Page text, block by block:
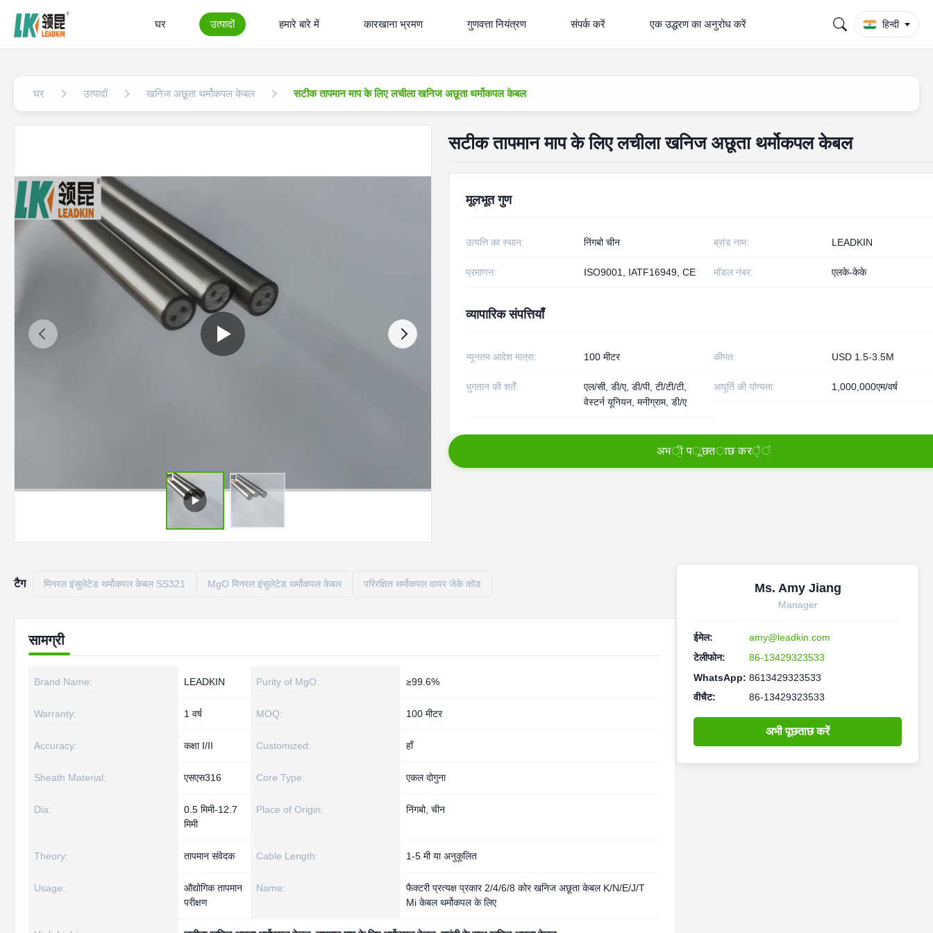
घर उत्पादों हमारे बारे में कारखाना भ्रमण गुणवत्ता नियंत्रण संपर्क करें एक उद्धरण का अनुरोध करें हिन्दी
घर उत्पादों खनिज अछूता थर्मोकपल केबल सटीक तापमान माप के लिए लचीला खनिज अछूता थर्मोकपल केबल
सटीक तापमान माप के लिए लचीला खनिज अछूता थर्मोकपल केबल
मूलभूत गुण
उत्पत्ति का स्थान: निंगबो चीन ब्रांड नाम: LEADKIN
प्रमाणन: ISO9001, IATF16949, CE मॉडल नंबर: एलके-केके
व्यापारिक संपत्तियाँ
न्यूनतम आदेश मात्रा: 100 मीटर कीमत: USD 1.5-3.5M
भुगतान की शर्तें:
एल/सी, डी/ए, डी/पी, टी/टी/टी,
वेस्टर्न यूनियन, मनीग्राम, डी/ए
आपूर्ति की योग्यता: 1,000,000एम/वर्ष
अभी पूछताछ करें
टैग मिनरल इंसुलेटेड थर्मोकपल केबल SS321 MgO मिनरल इंसुलेटेड थर्मोकपल केबल परिरक्षित थर्मोकपल वायर जेके कोड
सामग्री
Brand Name: LEADKIN Purity of MgO: ≥99.6%
Warranty: 1 वर्ष MOQ: 100 मीटर
Accuracy: कक्षा I/II Customized: हाँ
Sheath Material: एसएस316 Core Type: एकल दोगुना
Dia:
0.5 मिमी-12.7
मिमी
Place of Origin: निंगबो, चीन
Theory: तापमान संवेदक Cable Length: 1-5 मी या अनुकूलित
Usage:
औद्योगिक तापमान
परीक्षण
Name:
फैक्टरी प्रत्यक्ष प्रकार 2/4/6/8 कोर खनिज अछूता केबल K/N/E/J/T
Mi केबल थर्मोकपल के लिए
Ms. Amy Jiang
Manager
ईमेल:
amy@leadkin.com
टेलीफोन:
86-13429323533
WhatsApp: 8613429323533
वीचैट:
86-13429323533
अभी पूछताछ करें